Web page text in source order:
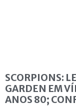
SCORPIONS:
GARDEN EM
ANOS 80;